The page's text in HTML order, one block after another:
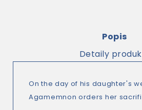
Popis
Detaily
On the day of his daughter's
Agamemnon orders her